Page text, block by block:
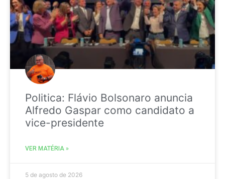
Politica: Flávio Bolsonaro anuncia
Alfredo Gaspar como candidato a
vice-presidente
VER MATÉRIA »
5 de agosto de 2026